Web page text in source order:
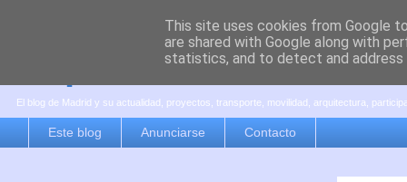
es por madrid
El blog de Madrid y su actualidad, proyectos, transporte, movilidad, arquitectura,
Este blog Anunciarse Contacto
This site uses cookies from Google
are shared with Google along with
statistics, and to detect and address